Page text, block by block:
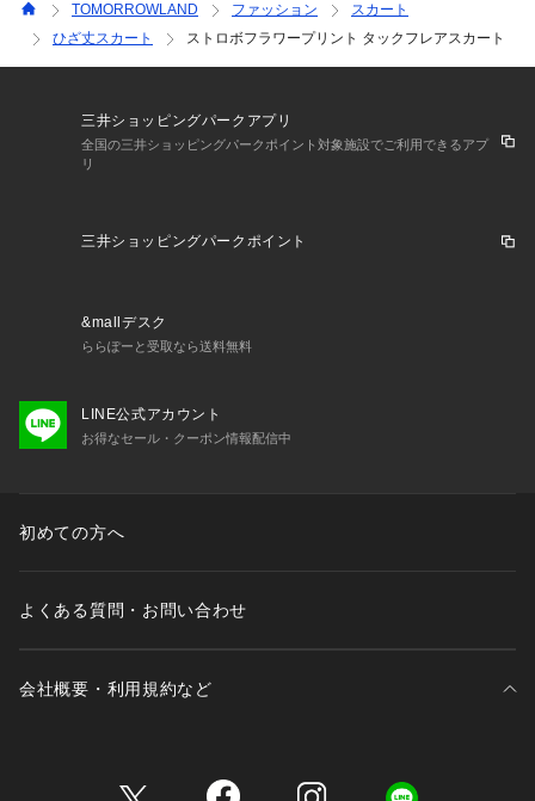
TOMORROWLAND ファッション
スカート
ひざ丈スカート
ストロボフラワープリント タックフレアスカート
三井ショッピングパークアプリ
全国の三井ショッピングパークポイント対象施設でご利用できるアプ
リ
三井ショッピングパークポイント
&mallデスク
ららぽーと受取なら送料無料
LINE公式アカウント
お得なセール・クーポン情報配信中
初めての方へ
よくある質問・お問い合わせ
会社概要・利用規約など